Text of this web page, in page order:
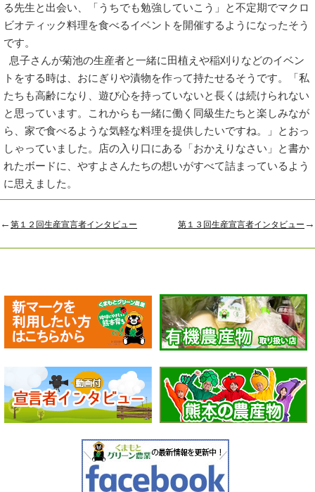
る先生と出会い、「うちでも勉強していこう」と不定期でマクロ
ビオティック料理を食べるイベントを開催するようになったそう
です。
息子さんが菊池の生産者と一緒に田植えや稲刈りなどのイベン
トをする時は、おにぎりや漬物を作って持たせるそうです。「私
たちも高齢になり、遊び心を持っていないと長くは続けられない
と思っています。これからも一緒に働く同級生たちと楽しみなが
ら、家で食べるような気軽な料理を提供したいですね。」とおっ
しゃっていました。店の入り口にある「おかえりなさい」と書か
れたボードに、やすよさんたちの想いがすべて詰まっているよう
に思えました。
← 第１２回生産宣言者インタビュー 第１３回生産宣言者インタビュー →